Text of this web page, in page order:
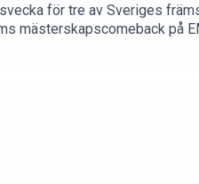
för tre av Sveriges
mästerskapscomeback på
i Birmingham:
rubrikerna från ishockeyns